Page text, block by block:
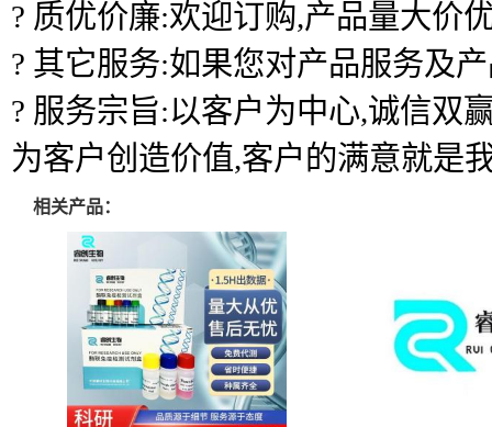
? 质优价廉:欢迎订购,产品量大价
? 其它服务:如果您对产品服务及
? 服务宗旨:以客户为中心,诚信双
为客户创造价值,客户的满意就是
相关产品：